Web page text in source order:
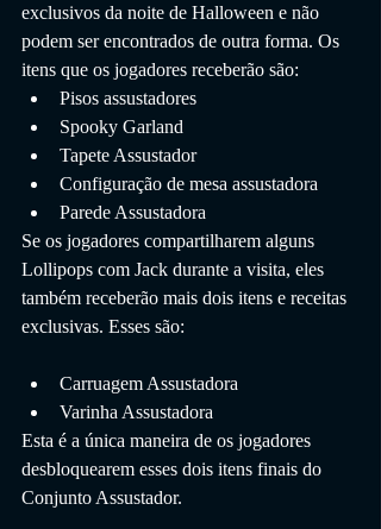
exclusivos da noite de Halloween e não
podem ser encontrados de outra forma. Os
itens que os jogadores receberão são:
Pisos assustadores
Spooky Garland
Tapete Assustador
Configuração de mesa assustadora
Parede Assustadora
Se os jogadores compartilharem alguns
Lollipops com Jack durante a visita, eles
também receberão mais dois itens e receitas
exclusivas. Esses são:
Carruagem Assustadora
Varinha Assustadora
Esta é a única maneira de os jogadores
desbloquearem esses dois itens finais do
Conjunto Assustador.